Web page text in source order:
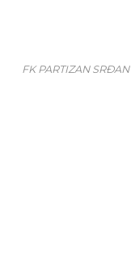
FK PARTIZAN